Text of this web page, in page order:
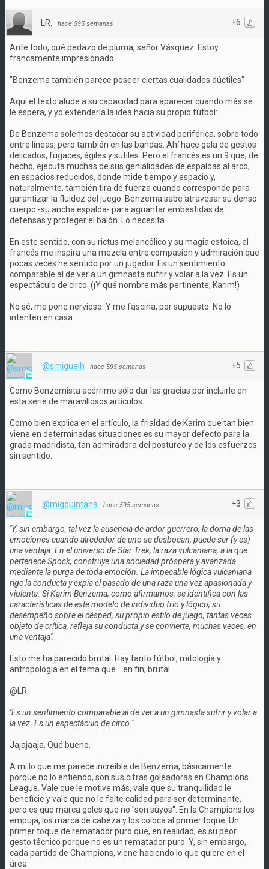
+6
LR. · hace 595 semanas
Ante todo, qué pedazo de pluma, señor Vásquez. Estoy
francamente impresionado.
"Benzema también parece poseer ciertas cualidades dúctiles"
Aquí el texto alude a su capacidad para aparecer cuando más se
le espera, y yo extendería la idea hacia su propio fútbol:
De Benzema solemos destacar su actividad periférica, sobre todo
entre líneas, pero también en las bandas. Ahí hace gala de gestos
delicados, fugaces, ágiles y sutiles. Pero el francés es un 9 que, de
hecho, ejecuta muchas de sus genialidades de espaldas al arco,
en espacios reducidos, donde mide tiempo y espacio y,
naturalmente, también tira de fuerza cuando corresponde para
garantizar la fluidez del juego. Benzema sabe atravesar su denso
cuerpo -su ancha espalda- para aguantar embestidas de
defensas y proteger el balón. Lo necesita.
En este sentido, con su rictus melancólico y su magia estoica, el
francés me inspira una mezcla entre compasión y admiración que
pocas veces he sentido por un jugador. Es un sentimiento
comparable al de ver a un gimnasta sufrir y volar a la vez. Es un
espectáculo de circo. (¡Y qué nombre más pertinente, Karim!)
No sé, me pone nervioso. Y me fascina, por supuesto. No lo
intenten en casa.
+5
@smiguelh · hace 595 semanas
Como Benzemista acérrimo sólo dar las gracias por incluirle en
esta serie de maravillosos artículos.
Como bien explica en el artículo, la frialdad de Karim que tan bien
viene en determinadas situaciones es su mayor defecto para la
grada madridista, tan admiradora del postureo y de los esfuerzos
sin sentido.
+3
@migquintana · hace 595 semanas
''Y, sin embargo, tal vez la ausencia de ardor guerrero, la doma de las
emociones cuando alrededor de uno se desbocan, puede ser (y es)
una ventaja. En el universo de Star Trek, la raza vulcaniana, a la que
pertenece Spock, construye una sociedad próspera y avanzada
mediante la purga de toda emoción. La impecable lógica vulcaniana
rige la conducta y expía el pasado de una raza una vez apasionada y
violenta. Si Karim Benzema, como afirmamos, se identifica con las
características de este modelo de individuo frío y lógico, su
desempeño sobre el césped, su propio estilo de juego, tantas veces
objeto de crítica, refleja su conducta y se convierte, muchas veces, en
una ventaja''.
Esto me ha parecido brutal. Hay tanto fútbol, mitología y
antropología en el tema que... en fin, brutal.
@LR.
''Es un sentimiento comparable al de ver a un gimnasta sufrir y volar a
la vez. Es un espectáculo de circo.''
Jajajaaja. Qué bueno.
A mí lo que me parece increíble de Benzema, básicamente
porque no lo entiendo, son sus cifras goleadoras en Champions
League. Vale que le motive más, vale que su tranquilidad le
beneficie y vale que no le falte calidad para ser determinante,
pero es que marca goles que no ''son suyos''. En la Champions los
empuja, los marca de cabeza y los coloca al primer toque. Un
primer toque de rematador puro que, en realidad, es su peor
gesto técnico porque no es un rematador puro. Y, sin embargo,
cada partido de Champions, viene haciendo lo que quiere en el
área.